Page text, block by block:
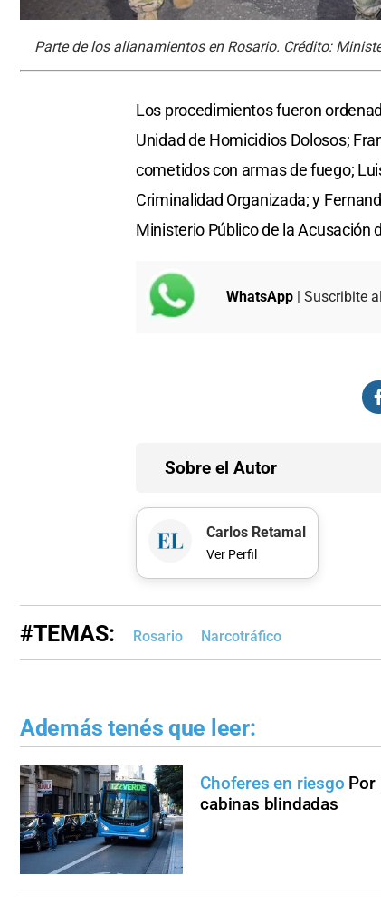
Parte de los allanamientos en Rosario. Crédito:
Los procedimientos fueron
Unidad de Homicidios Dolosos;
cometidos con armas de fuego;
Criminalidad Organizada; y
Ministerio Público de la Acusación
WhatsApp | Suscribite
Sobre el Autor
Carlos Retamal
Ver Perfil
#TEMAS: Rosario Narcotráfico
Además tenés que leer:
Choferes en riesgo Por
cabinas blindadas